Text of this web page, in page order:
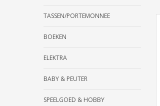
TASSEN/PORTEMONNEE
BOEKEN
ELEKTRA
BABY & PEUTER
SPEELGOED & HOBBY